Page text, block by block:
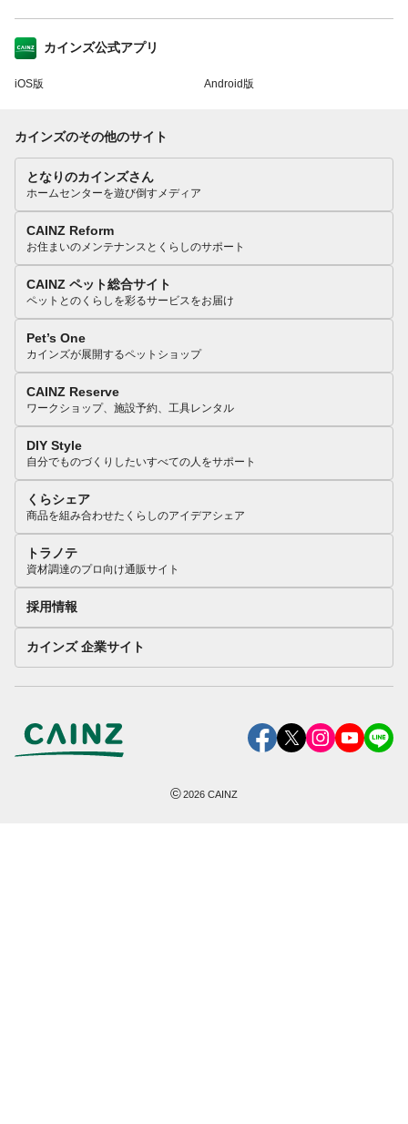
カインズ公式アプリ
iOS版 Android版
カインズのその他のサイト
となりのカインズさん
ホームセンターを遊び倒すメディア
CAINZ Reform
お住まいのメンテナンスとくらしのサポート
CAINZ ペット総合サイト
ペットとのくらしを彩るサービスをお届け
Pet’s One
カインズが展開するペットショップ
CAINZ Reserve
ワークショップ、施設予約、工具レンタル
DIY Style
自分でものづくりしたいすべての人をサポート
くらシェア
商品を組み合わせたくらしのアイデアシェア
トラノテ
資材調達のプロ向け通販サイト
採用情報
カインズ 企業サイト
©2026 CAINZ